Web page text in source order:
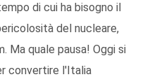
di cui ha bisogno il
del nucleare,
Ma quale pausa! Oggi si
convertire l'Italia